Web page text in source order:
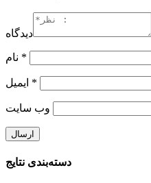
دیدگاه
*
*
وب‌ سایت
دسته‌بندی نتایج